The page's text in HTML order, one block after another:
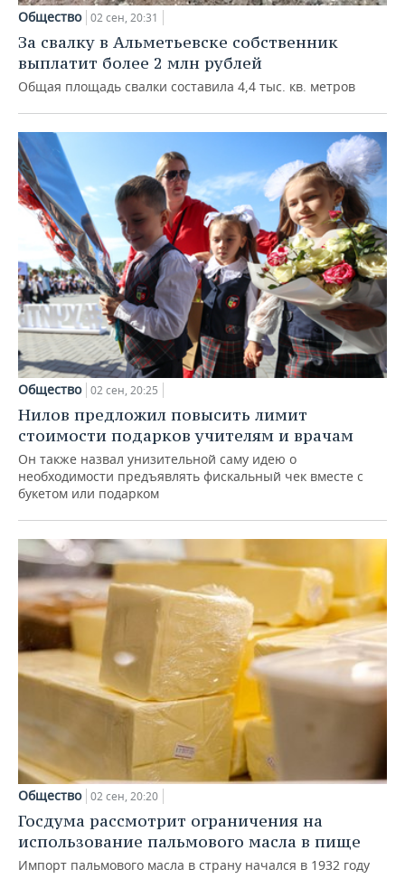
Общество 02 сен, 20:31
За свалку в Альметьевске собственник
выплатит более 2 млн рублей
Общая площадь свалки составила 4,4 тыс. кв. метров
Общество 02 сен, 20:25
Нилов предложил повысить лимит
стоимости подарков учителям и врачам
Он также назвал унизительной саму идею о
необходимости предъявлять фискальный чек вместе с
букетом или подарком
Общество 02 сен, 20:20
Госдума рассмотрит ограничения на
использование пальмового масла в пище
Импорт пальмового масла в страну начался в 1932 году